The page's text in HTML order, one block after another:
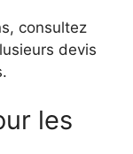
consultez
devis
les